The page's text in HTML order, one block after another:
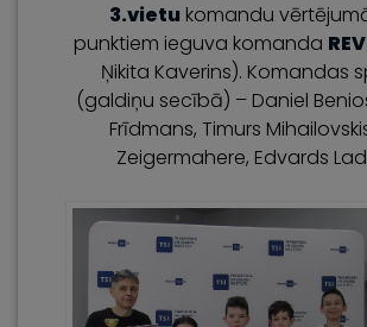
3.vietukomandu
punktiem ieguva komanda
Ņikita Kaverins). Komandas
(galdiņu secībā) – Daniel
Frīdmans, Timurs
Zeigermahere, Edvards